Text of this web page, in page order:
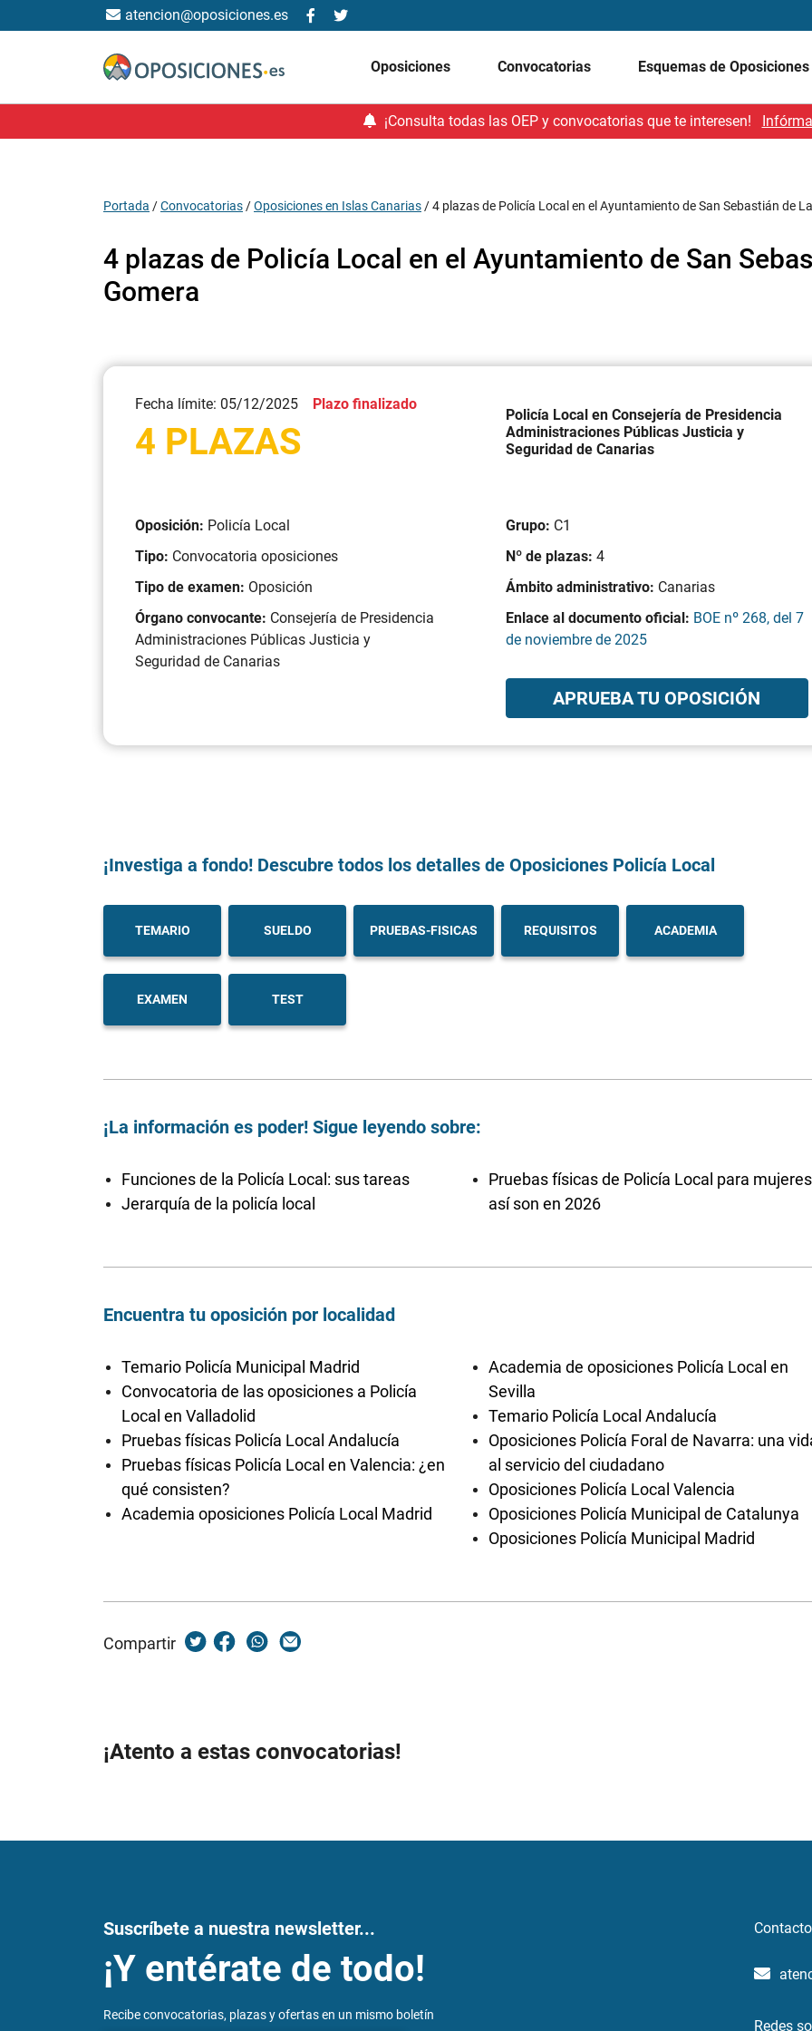
atencion@oposiciones.es
Oposiciones Convocatorias Esquemas de Oposiciones
¡Consulta todas las OEP y convocatorias que te interesen!
Portada /Convocatorias /Oposiciones en Islas Canarias /4 plazas de Policía Local en el Ayuntamiento de San Sebastián de
4 plazas de Policía Local en el Ayuntamiento de San
Gomera
Fecha límite: 05/12/2025 Plazo finalizado
4 PLAZAS
Policía Local en Consejería de Presidencia
Administraciones Públicas Justicia y
Seguridad de Canarias
Oposición: Policía Local
Tipo: Convocatoria oposiciones
Tipo de examen: Oposición
Órgano convocante: Consejería de Presidencia
Administraciones Públicas Justicia y
Seguridad de Canarias
Grupo: C1
Nº de plazas: 4
Ámbito administrativo: Canarias
Enlace al documento oficial: BOE nº 268, del 7
de noviembre de 2025
APRUEBA TU OPOSICIÓN
¡Investiga a fondo! Descubre todos los detalles de Oposiciones Policía Local
TEMARIO SUELDO PRUEBAS-FISICAS REQUISITOS ACADEMIA
EXAMEN TEST
¡La información es poder! Sigue leyendo sobre:
Funciones de la Policía Local: sus tareas
Jerarquía de la policía local
Pruebas físicas de Policía Local para
así son en 2026
Encuentra tu oposición por localidad
Temario Policía Municipal Madrid
Convocatoria de las oposiciones a Policía
Local en Valladolid
Pruebas físicas Policía Local Andalucía
Pruebas físicas Policía Local en Valencia: ¿en
qué consisten?
Academia oposiciones Policía Local Madrid
Academia de oposiciones Policía Local en
Sevilla
Temario Policía Local Andalucía
Oposiciones Policía Foral de Navarra: una
al servicio del ciudadano
Oposiciones Policía Local Valencia
Oposiciones Policía Municipal de Catalunya
Oposiciones Policía Municipal Madrid
Compartir
¡Atento a estas convocatorias!
Suscríbete a nuestra newsletter...
¡Y entérate de todo!
Recibe convocatorias, plazas y ofertas en un mismo boletín
Redes